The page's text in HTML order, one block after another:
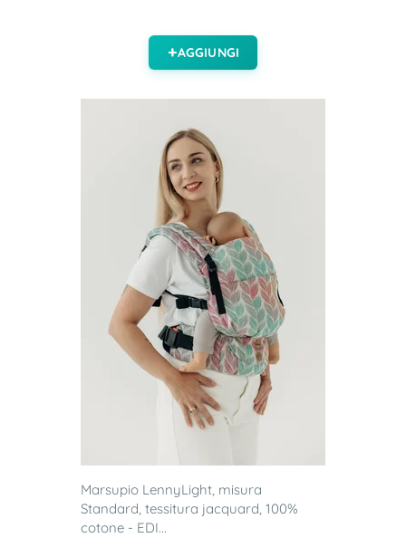
AGGIUNGI
Marsupio LennyLight, misura
Standard, tessitura jacquard, 100%
cotone - EDI...